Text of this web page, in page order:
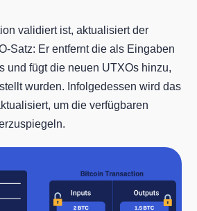
validiert ist, aktualisiert der
Satz: Er entfernt die als Eingaben
und fügt die neuen UTXOs hinzu,
wurden. Infolgedessen wird das
um die verfügbaren